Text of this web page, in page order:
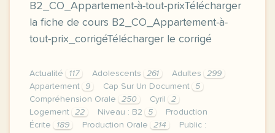
B2_CO_Appartement-à-tout-prixTélécharger
la fiche de cours B2_CO_Appartement-à-
tout-prix_corrigéTélécharger le corrigé
Actualité 117 Adolescents 261 Adultes
299
Appartement
9 Cap Sur Un Document
5
Compréhension Orale
250 Cyril
2
Logement
22 Niveau : B2 5
Production
Écrite
189 Production Orale 214
Public :